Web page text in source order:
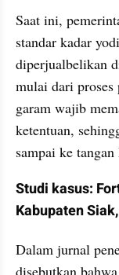
Saat ini,
standar kadar
diperjualbelikan
mulai dari
garam wajib
ketentuan,
sampai ke tangan
Studi kasus:
Kabupaten
Dalam jurnal